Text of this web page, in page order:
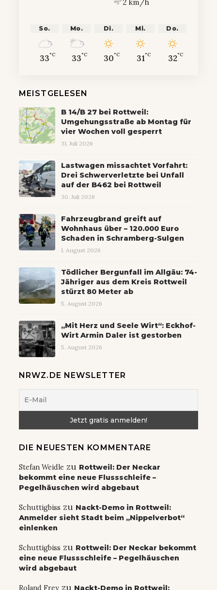
2 km/h
So.
33°C
Mo.
33°C
Di.
30°C
Mi.
31°C
Do.
32°C
MEISTGELESEN
B 14/B 27 bei Rottweil:
Umgehungsstraße ab Montag für
vier Wochen voll gesperrt
31. Juli 2026
Lastwagen missachtet Vorfahrt:
Drei Schwerverletzte bei Unfall
auf der B462 bei Rottweil
30. Juli 2026
Fahrzeugbrand greift auf
Wohnhaus über – 120.000 Euro
Schaden in Schramberg-Sulgen
1. August 2026
Tödlicher Bergunfall im Allgäu: 74-
Jähriger aus dem Kreis Rottweil
stürzt 80 Meter ab
5. August 2026
„Mit Herz und Seele Wirt“: Eckhof-
Wirt Armin Daler ist gestorben
5. August 2026
NRWZ.DE NEWSLETTER
DIE NEUESTEN KOMMENTARE
Stefan Weidle zu Rottweil: Der Neckar
bekommt eine neue Flussschleife –
Pegelhäuschen wird abgebaut
Schuttigbiss zu Nackt-Demo in Rottweil:
Anmelder sieht Stadt beim „Nippelverbot“
einlenken
Schuttigbiss zu Rottweil: Der Neckar bekommt
eine neue Flussschleife – Pegelhäuschen
wird abgebaut
zu